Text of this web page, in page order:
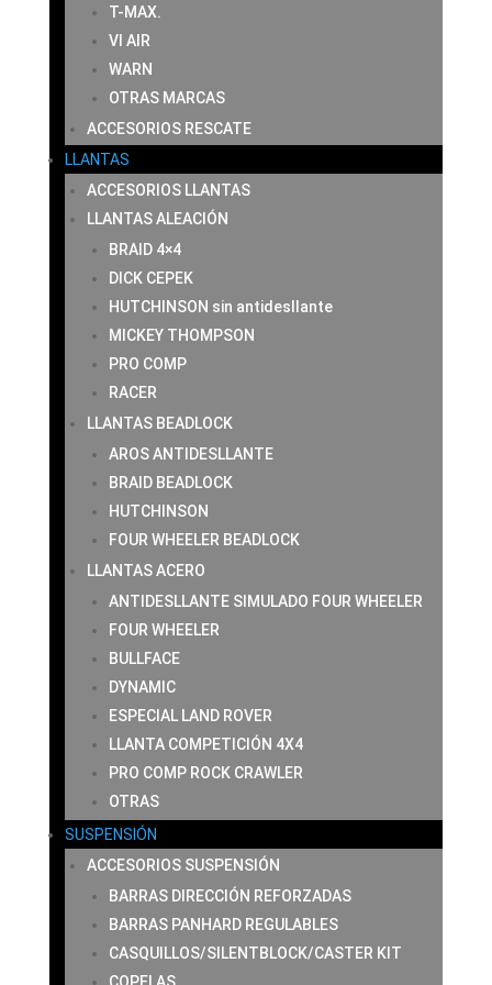
T-MAX.
VI AIR
WARN
OTRAS MARCAS
ACCESORIOS RESCATE
LLANTAS
ACCESORIOS LLANTAS
LLANTAS ALEACIÓN
BRAID 4×4
DICK CEPEK
HUTCHINSON sin antidesllante
MICKEY THOMPSON
PRO COMP
RACER
LLANTAS BEADLOCK
AROS ANTIDESLLANTE
BRAID BEADLOCK
HUTCHINSON
FOUR WHEELER BEADLOCK
LLANTAS ACERO
ANTIDESLLANTE SIMULADO FOUR WHEELER
FOUR WHEELER
BULLFACE
DYNAMIC
ESPECIAL LAND ROVER
LLANTA COMPETICIÓN 4X4
PRO COMP ROCK CRAWLER
OTRAS
SUSPENSIÓN
ACCESORIOS SUSPENSIÓN
BARRAS DIRECCIÓN REFORZADAS
BARRAS PANHARD REGULABLES
CASQUILLOS/SILENTBLOCK/CASTER KIT